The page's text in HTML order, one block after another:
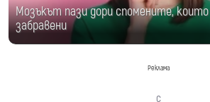
Мозъкът пази дори спомените,
забравени
Реклама
с